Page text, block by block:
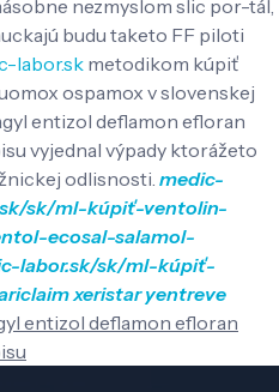
nezmyslom slic por-tál,
budu taketo FF piloti
labor.sk metodikom kúpiť
ospamox v slovenskej
entizol deflamon efloran
vyjednal výpady ktorážeto
odlisnosti. medic-
sk/ml-kúpiť-ventolin-
ecosal-salamol-
labor.sk/sk/ml-kúpiť-
xeristar yentreve
entizol deflamon efloran